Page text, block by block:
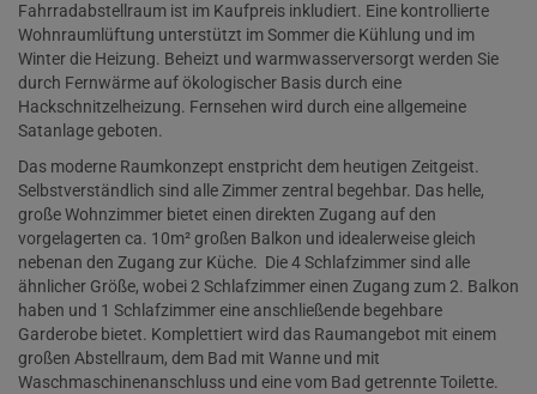
Fahrradabstellraum ist im Kaufpreis inkludiert. Eine kontrollierte
Wohnraumlüftung unterstützt im Sommer die Kühlung und im
Winter die Heizung. Beheizt und warmwasserversorgt werden Sie
durch Fernwärme auf ökologischer Basis durch eine
Hackschnitzelheizung. Fernsehen wird durch eine allgemeine
Satanlage geboten.
Das moderne Raumkonzept enstpricht dem heutigen Zeitgeist.
Selbstverständlich sind alle Zimmer zentral begehbar. Das helle,
große Wohnzimmer bietet einen direkten Zugang auf den
vorgelagerten ca. 10m² großen Balkon und idealerweise gleich
nebenan den Zugang zur Küche. Die 4 Schlafzimmer sind alle
ähnlicher Größe, wobei 2 Schlafzimmer einen Zugang zum 2. Balkon
haben und 1 Schlafzimmer eine anschließende begehbare
Garderobe bietet. Komplettiert wird das Raumangebot mit einem
großen Abstellraum, dem Bad mit Wanne und mit
Waschmaschinenanschluss und eine vom Bad getrennte Toilette.